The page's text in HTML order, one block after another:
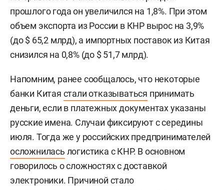
прошлого года он увеличился на 1,8%. При этом
объем экспорта из России в КНР вырос на 3,9%
(до $ 65,2 млрд), а импортных поставок из Китая
снизился на 0,8% (до $ 51,7 млрд).
Напомним, ранее сообщалось, что некоторые
банки Китая стали отказываться принимать
деньги, если в платежных документах указаны
русские имена. Случаи фиксируют с середины
июля. Тогда же у российских предпринимателей
осложнилась логистика с КНР. В основном
говорилось о сложностях с доставкой
электроники. Причиной стало